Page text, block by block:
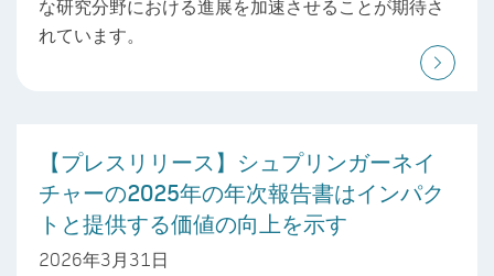
な研究分野における進展を加速させることが期待さ
れています。
【プレスリリース】シュプリンガーネイ
チャーの2025年の年次報告書はインパク
トと提供する価値の向上を示す
2026年3月31日